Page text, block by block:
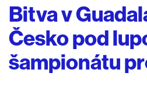
Bitva v
Česko pod
šampionátu